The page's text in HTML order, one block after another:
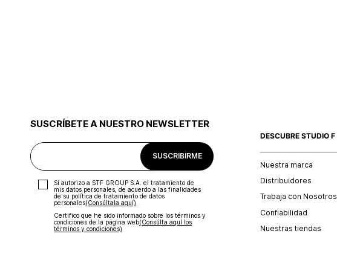
SUSCRÍBETE A NUESTRO NEWSLETTER
SUSCRIBIRME
Sí autorizo a STF GROUP S.A. el tratamiento de
mis datos personales, de acuerdo a las finalidades
de su política de tratamiento de datos
personales‎(Consúltala aquí)
Certifico que he sido informado sobre los términos y
condiciones de la página web‎(Consúlta aquí los
términos y condiciones)
DESCUBRE STUDIO F
Nuestra marca
Distribuidores
Trabaja con Nosotros
Confiabilidad
Nuestras tiendas